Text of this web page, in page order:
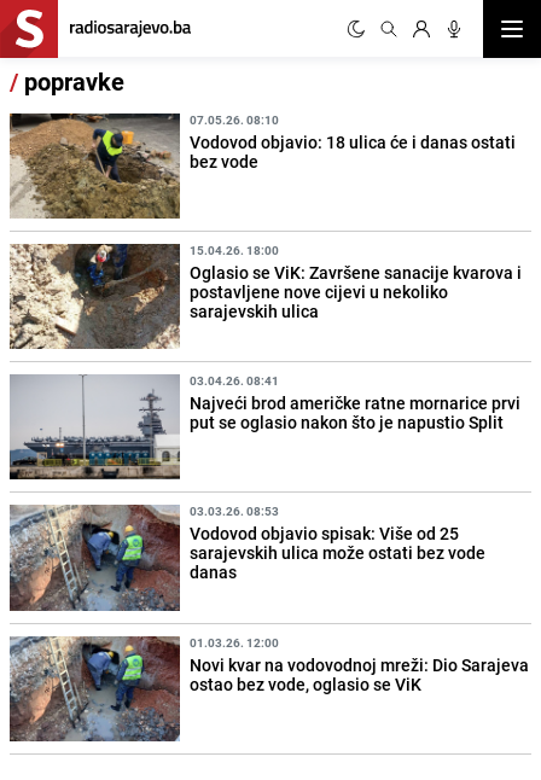
/ popravke
07.05.26. 08:10
Vodovod objavio: 18 ulica će i danas ostati
bez vode
15.04.26. 18:00
Oglasio se ViK: Završene sanacije kvarova i
postavljene nove cijevi u nekoliko
sarajevskih ulica
03.04.26. 08:41
Najveći brod američke ratne mornarice prvi
put se oglasio nakon što je napustio Split
03.03.26. 08:53
Vodovod objavio spisak: Više od 25
sarajevskih ulica može ostati bez vode
danas
01.03.26. 12:00
Novi kvar na vodovodnoj mreži: Dio Sarajeva
ostao bez vode, oglasio se ViK